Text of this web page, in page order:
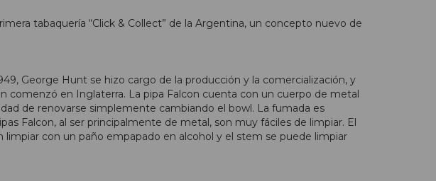
tabaquería “Click & Collect” de la Argentina, un concepto nuevo de
George Hunt se hizo cargo de la producción y la comercialización, y
comenzó en Inglaterra. La pipa Falcon cuenta con un cuerpo de metal
de renovarse simplemente cambiando el bowl. La fumada es
Falcon, al ser principalmente de metal, son muy fáciles de limpiar. El
con un paño empapado en alcohol y el stem se puede limpiar